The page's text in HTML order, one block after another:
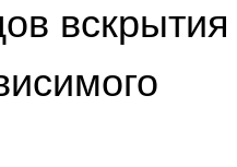
вскрытия